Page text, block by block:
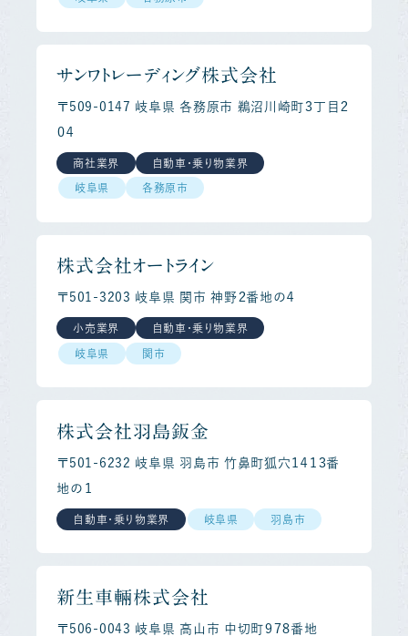
サンワトレーディング株式会社
〒509-0147 岐阜県 各務原市 鵜沼川崎町３丁目２
０４
商社業界 自動車・乗り物業界
岐阜県 各務原市
株式会社オートライン
〒501-3203 岐阜県 関市 神野２番地の４
小売業界 自動車・乗り物業界
岐阜県 関市
株式会社羽島鈑金
〒501-6232 岐阜県 羽島市 竹鼻町狐穴１４１３番
地の１
自動車・乗り物業界 岐阜県 羽島市
新生車輛株式会社
〒506-0043 岐阜県 高山市 中切町９７８番地